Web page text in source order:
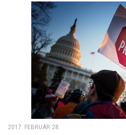
2017. FEBRUÁR 28.